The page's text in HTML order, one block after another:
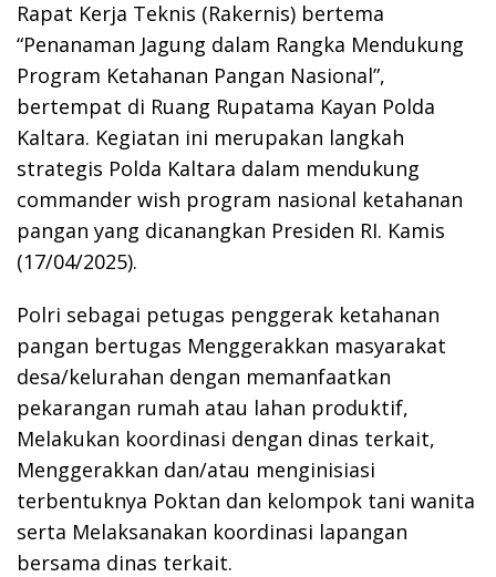
Rapat Kerja Teknis (Rakernis) bertema
“Penanaman Jagung dalam Rangka Mendukung
Program Ketahanan Pangan Nasional”,
bertempat di Ruang Rupatama Kayan Polda
Kaltara. Kegiatan ini merupakan langkah
strategis Polda Kaltara dalam mendukung
commander wish program nasional ketahanan
pangan yang dicanangkan Presiden RI. Kamis
(17/04/2025).
Polri sebagai petugas penggerak ketahanan
pangan bertugas Menggerakkan masyarakat
desa/kelurahan dengan memanfaatkan
pekarangan rumah atau lahan produktif,
Melakukan koordinasi dengan dinas terkait,
Menggerakkan dan/atau menginisiasi
terbentuknya Poktan dan kelompok tani wanita
serta Melaksanakan koordinasi lapangan
bersama dinas terkait.